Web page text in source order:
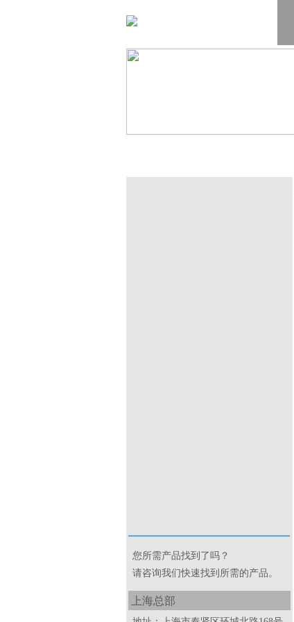
您所需产品找到了吗？
请咨询我们快速找到所需的产品。
上海总部